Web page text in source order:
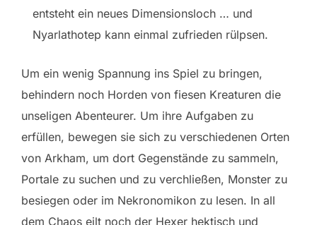
entsteht ein neues Dimensionsloch … und
Nyarlathotep kann einmal zufrieden rülpsen.
Um ein wenig Spannung ins Spiel zu bringen,
behindern noch Horden von fiesen Kreaturen die
unseligen Abenteurer. Um ihre Aufgaben zu
erfüllen, bewegen sie sich zu verschiedenen Orten
von Arkham, um dort Gegenstände zu sammeln,
Portale zu suchen und zu verchließen, Monster zu
besiegen oder im Nekronomikon zu lesen. In all
dem Chaos eilt noch der Hexer hektisch und